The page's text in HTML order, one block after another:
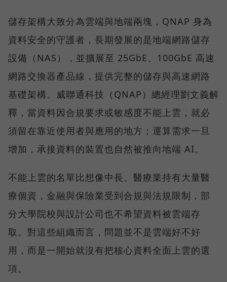
儲存架構大致分為雲端與地端兩塊，QNAP 身為
資料安全的守護者，長期發展的是地端網路儲存
設備（NAS），並擴展至 25GbE、100GbE 高速
網路交換器產品線，提供完整的儲存與高速網路
基礎架構。威聯通科技（QNAP）總經理劉文義解
釋，當資料因合規要求或敏感度不能上雲，就必
須留在靠近使用者與應用的地方；運算需求一旦
增加，承接資料的裝置也自然被推向地端 AI。
不能上雲的名單比想像中長。醫療業持有大量醫
療個資，金融與保險業受到合規與法規限制，部
分大學院校與設計公司也不希望資料被雲端存
取。對這些組織而言，問題並不是雲端好不好
用，而是一開始就沒有把核心資料全面上雲的選
項。